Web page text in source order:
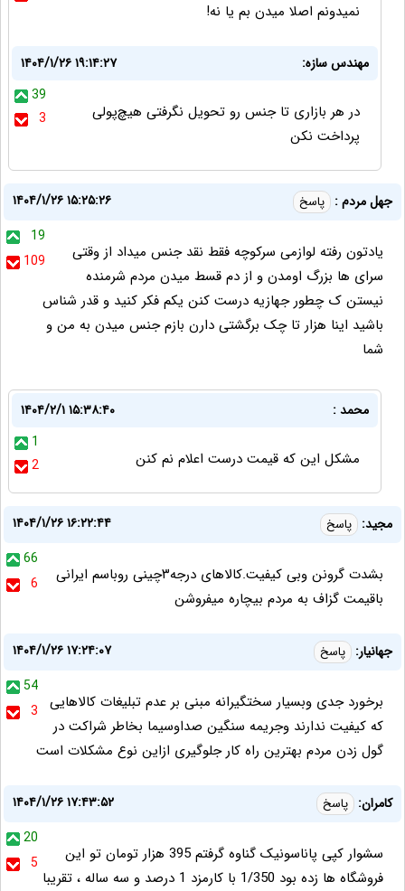
نمیدونم اصلا میدن بم یا نه!
مهندس سازه:
۱۴۰۴/۱/۲۶ ۱۹:۱۴:۲۷
39
3
در هر بازاری تا جنس رو تحویل نگرفتی هیچ‌پولی
پرداخت نکن
جهل مردم : پاسخ
۱۴۰۴/۱/۲۶ ۱۵:۲۵:۲۶
19
109
یادتون رفته لوازمی سرکوچه فقط نقد جنس میداد از وقتی
سرای ها بزرگ اومدن و از دم قسط میدن مردم شرمنده
نیستن ک چطور جهازیه درست کنن یکم فکر کنید و قدر شناس
باشید اینا هزار تا چک برگشتی دارن بازم جنس میدن به من و
شما
محمد :
۱۴۰۴/۲/۱ ۱۵:۳۸:۴۰
1
2
مشکل این که قیمت درست اعلام نم کنن
مجید: پاسخ
۱۴۰۴/۱/۲۶ ۱۶:۲۲:۴۴
66
6
بشدت گرونن وبی کیفیت.کالاهای درجه۳چینی روباسم ایرانی
باقیمت گزاف به مردم بیچاره میفروشن
جهانیار: پاسخ
۱۴۰۴/۱/۲۶ ۱۷:۲۴:۰۷
54
3
برخورد جدی وبسیار سختگیرانه مبنی بر عدم تبلیغات کالاهایی
که کیفیت ندارند وجریمه سنگین صداوسیما بخاطر شراکت در
گول زدن مردم بهترین راه کار جلوگیری ازاین نوع مشکلات است
کامران: پاسخ
۱۴۰۴/۱/۲۶ ۱۷:۴۳:۵۲
20
5
سشوار کپی پاناسونیک گناوه گرفتم 395 هزار تومان تو این
فروشگاه ها زده بود 1/350 با کارمزد 1 درصد و سه ساله ، تقریبا